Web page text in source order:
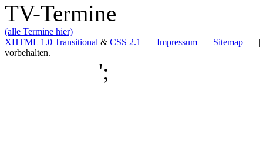
TV-Termine
(alle Termine hier)
XHTML 1.0 Transitional & CSS 2.1 | Impressum | Sitemap | |
vorbehalten.
';